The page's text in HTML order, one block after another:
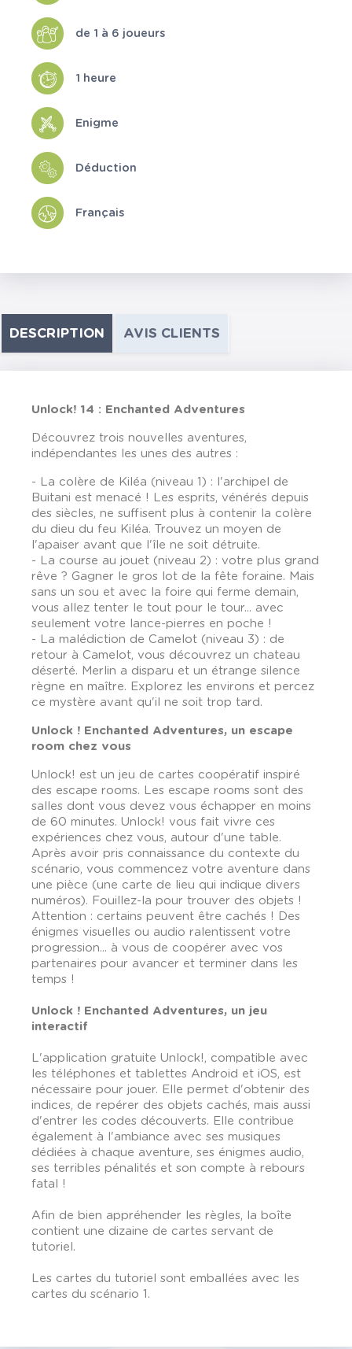
de 1 à 6 joueurs
1 heure
Enigme
Déduction
Français
DESCRIPTION AVIS CLIENTS
Unlock! 14 : Enchanted Adventures
Découvrez trois nouvelles aventures,
indépendantes les unes des autres :
- La colère de Kiléa (niveau 1) : l'archipel de
Buitani est menacé ! Les esprits, vénérés depuis
des siècles, ne suffisent plus à contenir la colère
du dieu du feu Kiléa. Trouvez un moyen de
l'apaiser avant que l'île ne soit détruite.
- La course au jouet (niveau 2) : votre plus grand
rêve ? Gagner le gros lot de la fête foraine. Mais
sans un sou et avec la foire qui ferme demain,
vous allez tenter le tout pour le tour... avec
seulement votre lance-pierres en poche !
- La malédiction de Camelot (niveau 3) : de
retour à Camelot, vous découvrez un chateau
déserté. Merlin a disparu et un étrange silence
règne en maître. Explorez les environs et percez
ce mystère avant qu'il ne soit trop tard.
Unlock ! Enchanted Adventures, un escape
room chez vous
Unlock! est un jeu de cartes coopératif inspiré
des escape rooms. Les escape rooms sont des
salles dont vous devez vous échapper en moins
de 60 minutes. Unlock! vous fait vivre ces
expériences chez vous, autour d'une table.
Après avoir pris connaissance du contexte du
scénario, vous commencez votre aventure dans
une pièce (une carte de lieu qui indique divers
numéros). Fouillez-la pour trouver des objets !
Attention : certains peuvent être cachés ! Des
énigmes visuelles ou audio ralentissent votre
progression... à vous de coopérer avec vos
partenaires pour avancer et terminer dans les
temps !
Unlock ! Enchanted Adventures, un jeu
interactif
L'application gratuite Unlock!, compatible avec
les téléphones et tablettes Android et iOS, est
nécessaire pour jouer. Elle permet d'obtenir des
indices, de repérer des objets cachés, mais aussi
d'entrer les codes découverts. Elle contribue
également à l'ambiance avec ses musiques
dédiées à chaque aventure, ses énigmes audio,
ses terribles pénalités et son compte à rebours
fatal !
Afin de bien appréhender les règles, la boîte
contient une dizaine de cartes servant de
tutoriel.
Les cartes du tutoriel sont emballées avec les
cartes du scénario 1.